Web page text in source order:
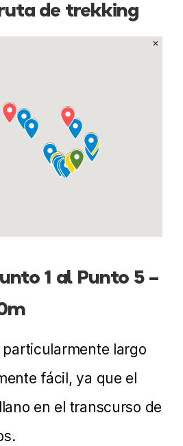
de trekking
1 al Punto 5 –
particularmente largo
fácil, ya que el
en el transcurso de